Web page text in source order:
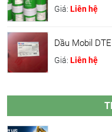
Giá: Liên hệ
Dầu Mobil
Giá: Liên hệ